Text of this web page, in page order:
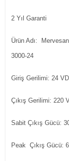
2 Yıl Garanti
Ürün Adı:
3000-24
Giriş Gerilimi: 24
Çıkış Gerilimi: 220
Sabit Çıkış Gücü:
Peak Çıkış Gücü: